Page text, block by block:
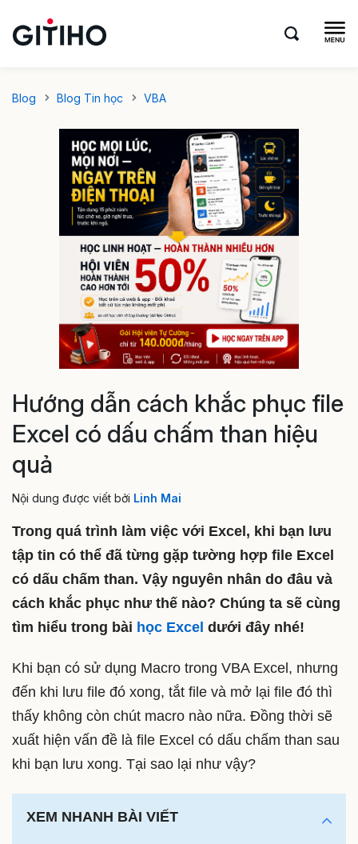
Blog Blog Tin học VBA
Hướng dẫn cách khắc phục file
Excel có dấu chấm than hiệu
quả
Nội dung được viết bởi Linh Mai
Trong quá trình làm việc với Excel, khi bạn lưu
tập tin có thể đã từng gặp tường hợp file Excel
có dấu chấm than. Vậy nguyên nhân do đâu và
cách khắc phục như thế nào? Chúng ta sẽ cùng
tìm hiểu trong bài học Excel dưới đây nhé!
Khi bạn có sử dụng Macro trong VBA Excel, nhưng
đến khi lưu file đó xong, tắt file và mở lại file đó thì
thấy không còn chút macro nào nữa. Đồng thời sẽ
xuất hiện vấn đề là file Excel có dấu chấm than sau
khi bạn lưu xong. Tại sao lại như vậy?
XEM NHANH BÀI VIẾT